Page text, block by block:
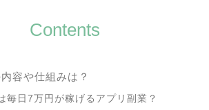
Contents
容や仕組みは？
毎日7万円が稼げるアプリ副業？